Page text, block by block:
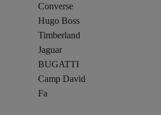
Converse
Hugo Boss
Timberland
Jaguar
BUGATTI
Camp David
Fa